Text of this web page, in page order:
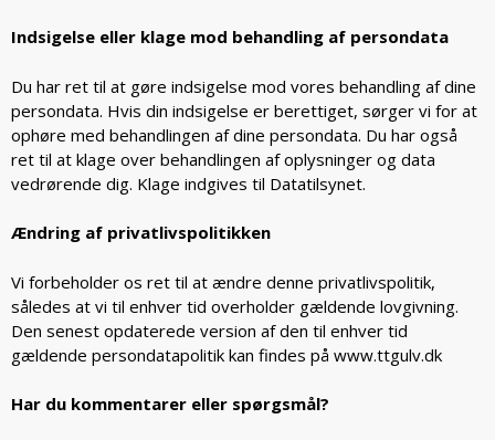
Indsigelse eller klage mod behandling af persondata
Du har ret til at gøre indsigelse mod vores behandling af dine
persondata. Hvis din indsigelse er berettiget, sørger vi for at
ophøre med behandlingen af dine persondata. Du har også
ret til at klage over behandlingen af oplysninger og data
vedrørende dig. Klage indgives til Datatilsynet.
Ændring af privatlivspolitikken
Vi forbeholder os ret til at ændre denne privatlivspolitik,
således at vi til enhver tid overholder gældende lovgivning.
Den senest opdaterede version af den til enhver tid
gældende persondatapolitik kan findes på www.ttgulv.dk
Har du kommentarer eller spørgsmål?